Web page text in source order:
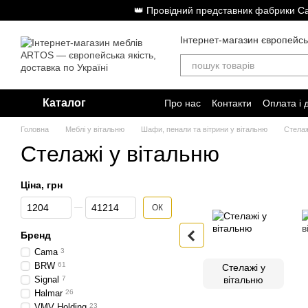
Перейти до основного контенту👑 Провідний представник фабрики
Інтернет-магазин
Каталог Про нас Контакти Оплата і
Головна Меблі у вітальню Шафи, пенали та вітрини у вітальню
Стелажі у вітальню
Стелажі у
вітальню
Ціна, грн
Від Ціна, грн
До Ціна, грн ОК
Бренд
Cama 3
BRW 61
Signal 7
Halmar 26
23